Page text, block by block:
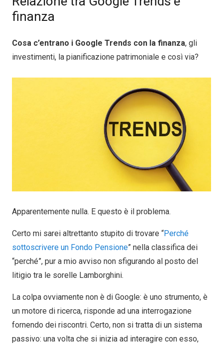
finanza
Cosa c’entrano i Google Trends con la finanza, gli
investimenti, la pianificazione patrimoniale e così via?
Apparentemente nulla. E questo è il problema.
Certo mi sarei altrettanto stupito di trovare “Perché
sottoscrivere un Fondo Pensione” nella classifica dei
“perché”, pur a mio avviso non sfigurando al posto del
litigio tra le sorelle Lamborghini.
La colpa ovviamente non è di Google: è uno strumento, è
un motore di ricerca, risponde ad una interrogazione
fornendo dei riscontri. Certo, non si tratta di un sistema
passivo: una volta che si inizia ad interagire con esso,